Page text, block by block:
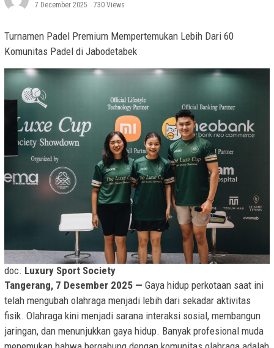
7 December 2025
730 Views
Turnamen Padel Premium Mempertemukan Lebih Dari 60
Komunitas Padel di Jabodetabek
doc. Luxury Sport Society
Tangerang, 7 Desember 2025 — Gaya hidup perkotaan saat ini
telah mengubah olahraga menjadi lebih dari sekadar aktivitas
fisik. Olahraga kini menjadi sarana interaksi sosial, membangun
jaringan, dan menunjukkan gaya hidup. Banyak profesional muda